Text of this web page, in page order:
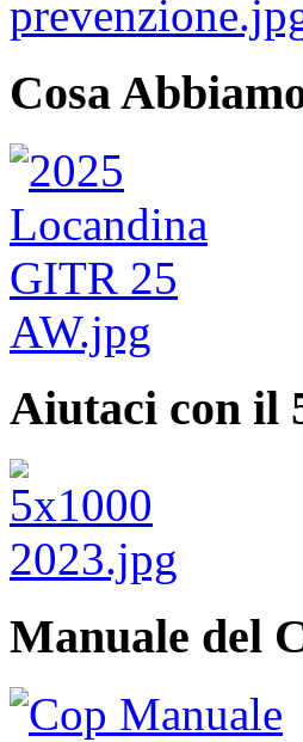
Cosa
Aiutaci con il
Manuale del